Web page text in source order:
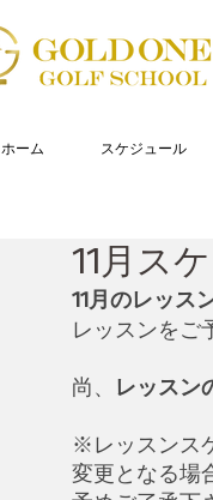
ホーム スケジュール
11月ス
11月のレッス
レッスンをご
尚、 レッスン
※レッスンス
変更となる場